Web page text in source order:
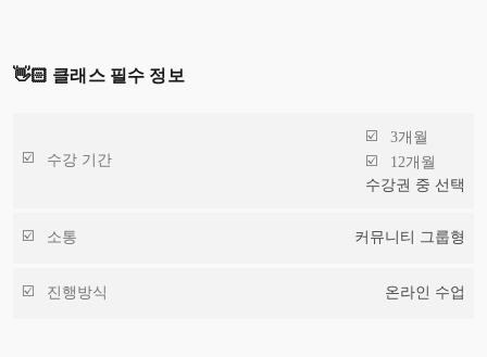
👋🏻 클래스 필수 정보
수강 기간
3개월
12개월
수강권 중 선택
소통 커뮤니티 그룹형
진행방식 온라인 수업